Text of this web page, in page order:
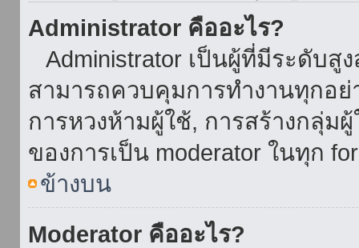
Administrator คืออะไร?
Administrator เป็นผู้ที่มีระดับ
สามารถควบคุมการทำงานทุกอ
การหวงห้ามผู้ใช้, การสร้างกลุ่ม
ของการเป็น moderator ในทุก
ข้างบน
Moderator คืออะไร?